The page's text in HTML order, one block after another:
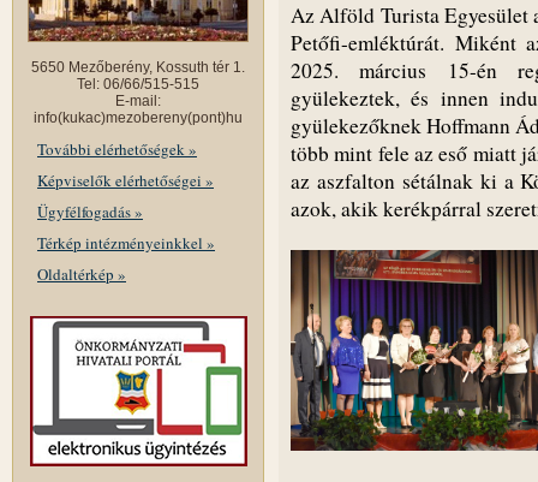
5650 Mezőberény, Kossuth tér 1.
Tel: 06/66/515-515
E-mail:
info(kukac)mezobereny(pont)hu
További elérhetőségek »
Képviselők elérhetőségei »
Ügyfélfogadás »
Térkép intézményeinkkel »
Oldaltérkép »
Az Alföld Turista Egyesület
Petőfi-emléktúrát. Miként
2025. március 15-én
gyülekeztek, és innen
gyülekezőknek Hoffmann
több mint fele az eső miatt
az aszfalton sétálnak ki a
azok, akik kerékpárral